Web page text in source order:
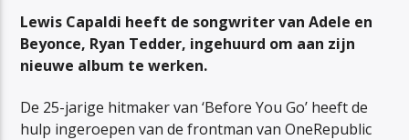
Lewis Capaldi heeft de songwriter van Adele en
Beyonce, Ryan Tedder, ingehuurd om aan zijn
nieuwe album te werken.
De 25-jarige hitmaker van ‘Before You Go’ heeft de
hulp ingeroepen van de frontman van OneRepublic